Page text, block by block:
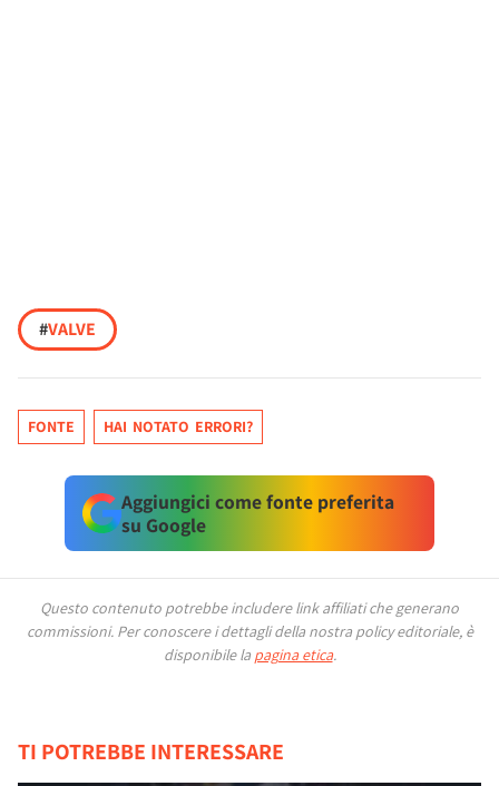
#VALVE
FONTE HAI NOTATO ERRORI?
Aggiungici come fonte preferita
su Google
Questo contenuto potrebbe includere link affiliati che generano
commissioni. Per conoscere i dettagli della nostra policy editoriale, è
disponibile la pagina etica.
TI POTREBBE INTERESSARE